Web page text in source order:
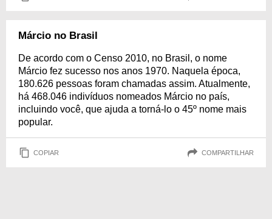
Márcio no Brasil
De acordo com o Censo 2010, no Brasil, o nome
Márcio fez sucesso nos anos 1970. Naquela época,
180.626 pessoas foram chamadas assim. Atualmente,
há 468.046 indivíduos nomeados Márcio no país,
incluindo você, que ajuda a torná-lo o 45º nome mais
popular.
COPIAR COMPARTILHAR